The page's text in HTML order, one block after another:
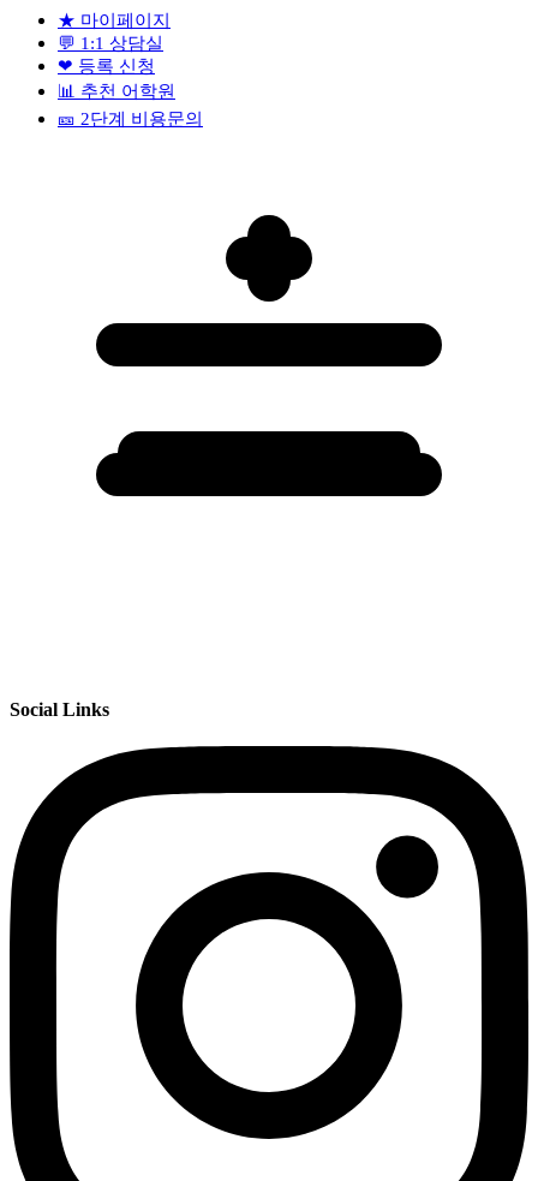
★ 마이페이지
💬 1:1 상담실
❤ 등록 신청
📊 추천 어학원
🎫 2단계 비용문의
Social Links